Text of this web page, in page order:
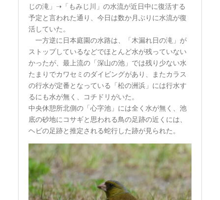
じの滝」➝「もみじ川」の水流が近日中に復活する
予定と言われた通り、今日は数か月ぶりに水流が復
活していた。
一方逆に日本庭園の水路は、「木漏れ日の滝」が
ストップしているなどでほとんど水が残っていない
かったが、最上流の「深山の池」では残り少ない水
たまりでカワセミのダイビングがあり、またカラス
の行水が定番となっている「松の洲浜」には行水す
るにも水が無く、コチドリがいた。
中央休憩所北側の「心字池」には全く水が無く、池
底の砂地にコサギと思われる鳥の足跡の近くには、
ヘビの足跡と推定される蛇行した跡が見られた。